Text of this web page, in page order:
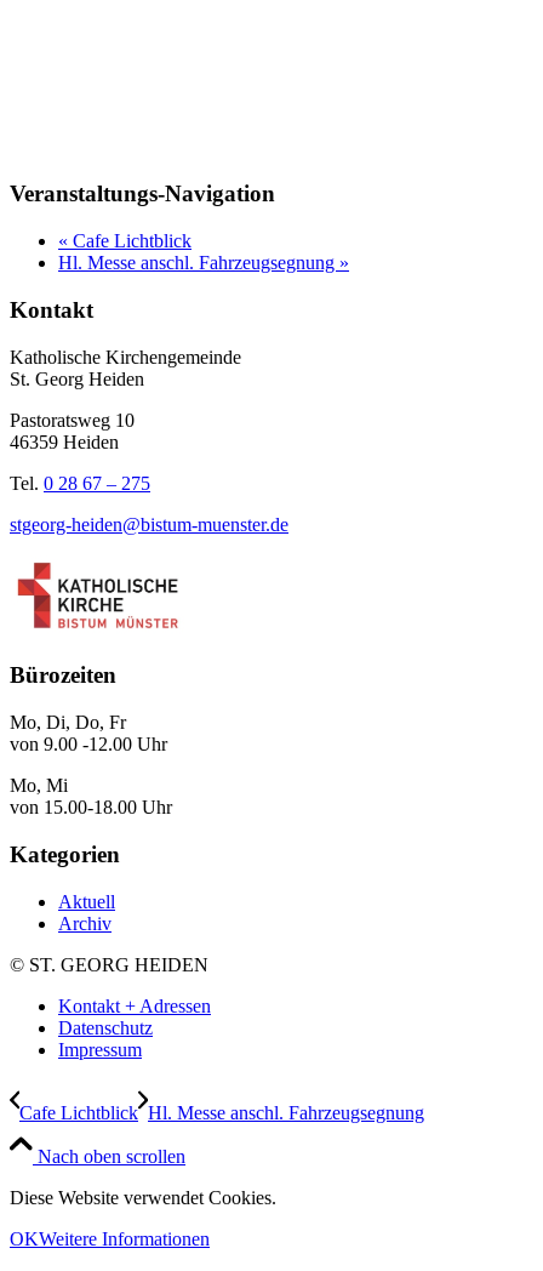
Veranstaltungs-Navigation
« Cafe Lichtblick
Hl. Messe anschl. Fahrzeugsegnung »
Kontakt
Katholische Kirchengemeinde
St. Georg Heiden
Pastoratsweg 10
46359 Heiden
Tel. 0 28 67 – 275
stgeorg-heiden@bistum-muenster.de
Bürozeiten
Mo, Di, Do, Fr
von 9.00 -12.00 Uhr
Mo, Mi
von 15.00-18.00 Uhr
Kategorien
Aktuell
Archiv
© ST. GEORG HEIDEN
Kontakt + Adressen
Datenschutz
Impressum
Cafe Lichtblick Hl. Messe anschl. Fahrzeugsegnung
Nach oben scrollen
Diese Website verwendet Cookies.
OKWeitere Informationen